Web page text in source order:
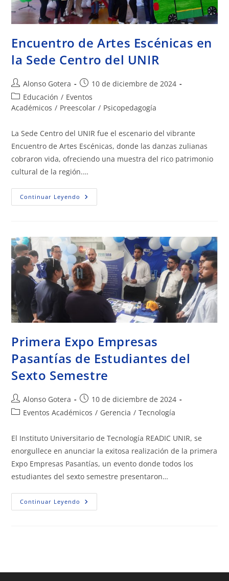
Encuentro de Artes Escénicas en
la Sede Centro del UNIR
Alonso Gotera
10 de diciembre de 2024
Educación / Eventos
Académicos / Preescolar / Psicopedagogía
La Sede Centro del UNIR fue el escenario del vibrante
Encuentro de Artes Escénicas, donde las danzas zulianas
cobraron vida, ofreciendo una muestra del rico patrimonio
cultural de la región.…
Continuar Leyendo
Primera Expo Empresas
Pasantías de Estudiantes del
Sexto Semestre
Alonso Gotera
10 de diciembre de 2024
Eventos Académicos / Gerencia / Tecnología
El Instituto Universitario de Tecnología READIC UNIR, se
enorgullece en anunciar la exitosa realización de la primera
Expo Empresas Pasantías, un evento donde todos los
estudiantes del sexto semestre presentaron…
Continuar Leyendo